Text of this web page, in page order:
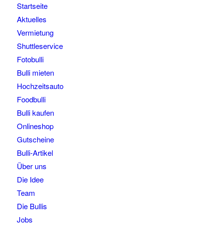
Startseite
Aktuelles
Vermietung
Shuttleservice
Fotobulli
Bulli mieten
Hochzeitsauto
Foodbulli
Bulli kaufen
Onlineshop
Gutscheine
Bulli-Artikel
Über uns
Die Idee
Team
Die Bullis
Jobs